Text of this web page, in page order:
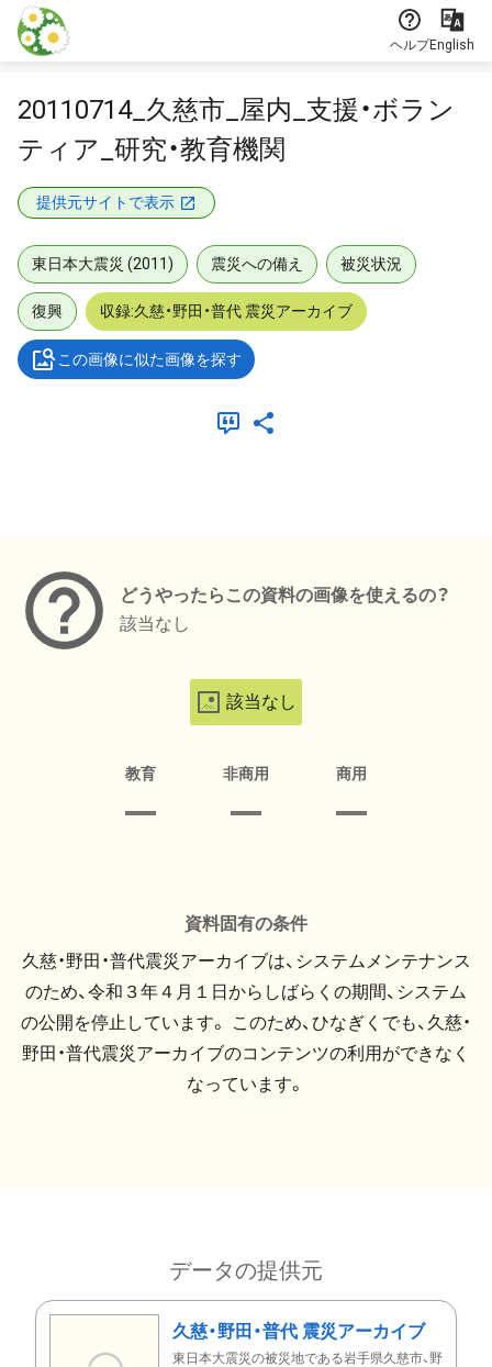
本文に飛ぶ
ヘルプEnglish
20110714_久慈市_屋内_支援・ボラン
ティア_研究・教育機関
提供元サイトで表示
東日本大震災 (2011) 震災への備え 被災状況
復興 収録:久慈・野田・普代 震災アーカイブ
この画像に似た画像を探す
どうやったらこの資料の画像を使えるの？
該当なし
該当なし
教育 非商用 商用
資料固有の条件
久慈・野田・普代震災アーカイブは、システムメンテナンス
のため、令和３年４月１日からしばらくの期間、システム
の公開を停止しています。 このため、ひなぎくでも、久慈・
野田・普代震災アーカイブのコンテンツの利用ができなく
なっています。
データの提供元
久慈・野田・普代 震災アーカイブ
東日本大震災の被災地である岩手県久慈市、野